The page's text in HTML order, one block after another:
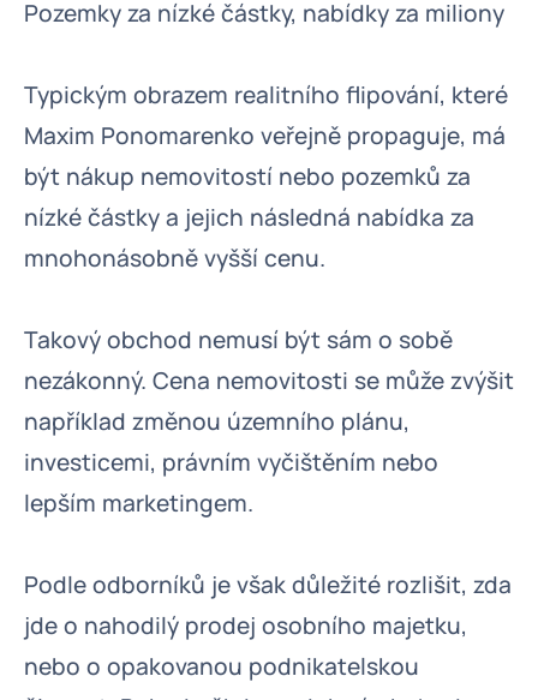
Pozemky za nízké částky, nabídky za miliony
Typickým obrazem realitního flipování, které
Maxim Ponomarenko veřejně propaguje, má
být nákup nemovitostí nebo pozemků za
nízké částky a jejich následná nabídka za
mnohonásobně vyšší cenu.
Takový obchod nemusí být sám o sobě
nezákonný. Cena nemovitosti se může zvýšit
například změnou územního plánu,
investicemi, právním vyčištěním nebo
lepším marketingem.
Podle odborníků je však důležité rozlišit, zda
jde o nahodilý prodej osobního majetku,
nebo o opakovanou podnikatelskou